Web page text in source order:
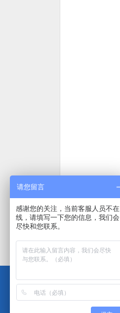
请您留言
感谢您的关注，当前客服人员不在
线，请填写一下您的信息，我们会
尽快和您联系。